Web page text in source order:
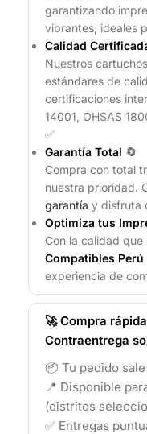
garantizando
vibrantes, ideales
Calidad
Nuestros
estándares de
certificaciones
14001, OHSAS
✅
Garantía Total 🔄
Compra con total
nuestra prioridad.
garantía y disfruta
Optimiza tus
Con la calidad
Compatibles Perú
experiencia de
🚀 Compra
Contraentrega
📦 Tu pedido
📍 Disponible
(distritos
✅ Entregas